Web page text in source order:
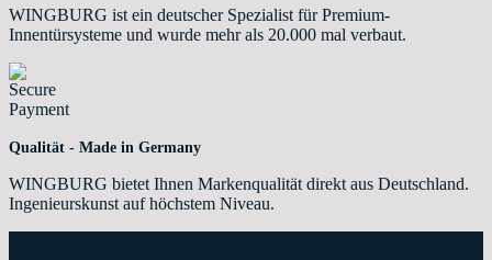
WINGBURG ist ein deutscher Spezialist für Premium-
Innentürsysteme und wurde mehr als 20.000 mal verbaut.
Qualität - Made in Germany
WINGBURG bietet Ihnen Markenqualität direkt aus Deutschland.
Ingenieurskunst auf höchstem Niveau.